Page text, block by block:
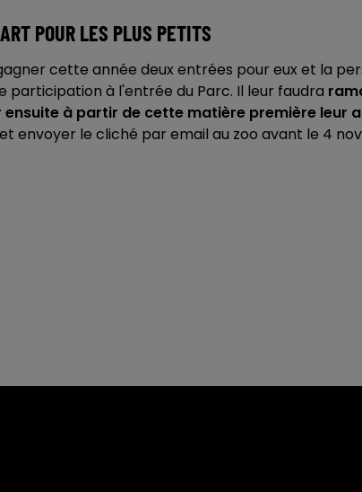
POUR LES PLUS PETITS
cette année deux entrées pour eux et la
participation à l'entrée du Parc. Il leur faudra
à partir de cette matière première leur
envoyer le cliché par email au zoo avant le 4